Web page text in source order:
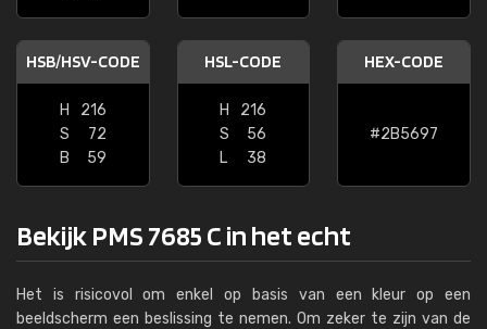
HSB/HSV-CODE
H
216
S
72
B
59
HSL-CODE
H
216
S
56
L
38
HEX-CODE
#2B5697
Bekijk PMS 7685 C in het echt
Het is risicovol om enkel op basis van een kleur op een
beeldscherm een beslissing te nemen. Om zeker te zijn van de